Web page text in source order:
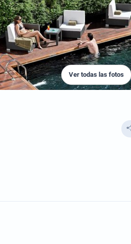
Ver todas las fotos